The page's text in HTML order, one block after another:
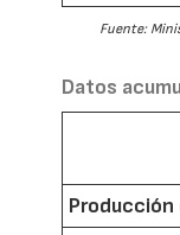
Fuente:
Datos